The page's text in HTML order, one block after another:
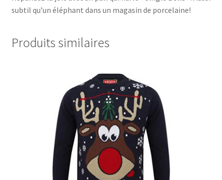
subtil qu’un éléphant dans un magasin de porcelaine!
Produits similaires